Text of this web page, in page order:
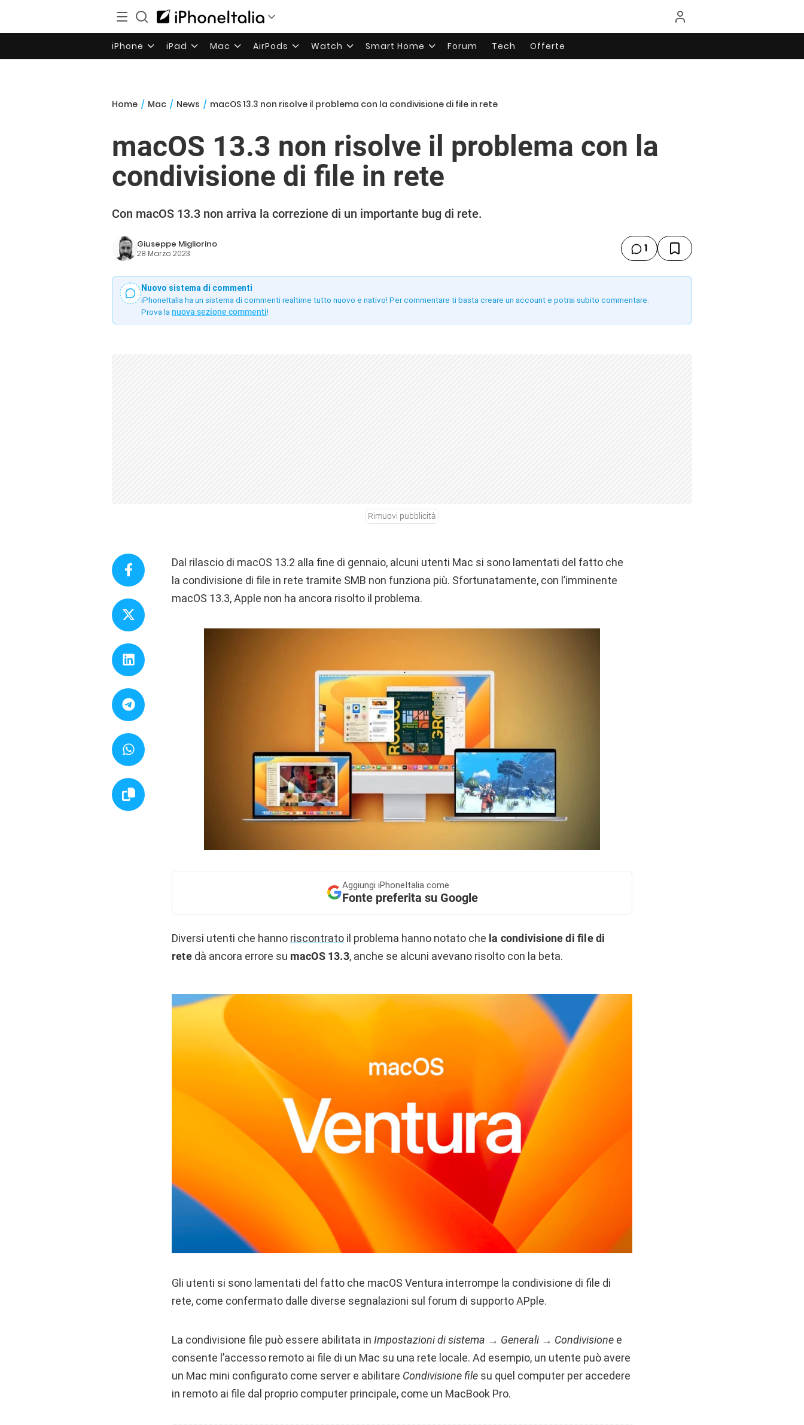
iPhone iPad Mac AirPods Watch Smart Home Forum Tech Offerte
Home / Mac / News / macOS 13.3 non risolve il problema con la condivisione di file in rete
macOS 13.3 non risolve il problema con la
condivisione di file in rete
Con macOS 13.3 non arriva la correzione di un importante bug di rete.
Giuseppe Migliorino
28 Marzo 2023 1
Nuovo sistema di commenti
iPhoneItalia ha un sistema di commenti realtime tutto nuovo e nativo! Per commentare ti basta creare un account e potrai subito commentare.
Prova la nuova sezione commenti!
Rimuovi pubblicità
Dal rilascio di macOS 13.2 alla fine di gennaio, alcuni utenti Mac si sono lamentati del fatto che
la condivisione di file in rete tramite SMB non funziona più. Sfortunatamente, con l’imminente
macOS 13.3, Apple non ha ancora risolto il problema.
Aggiungi iPhoneItalia come
Fonte preferita su Google
Diversi utenti che hanno riscontrato il problema hanno notato che la condivisione di file di
retedà ancora errore su macOS 13.3, anche se alcuni avevano risolto con la beta.
Gli utenti si sono lamentati del fatto che macOS Ventura interrompe la condivisione di file di
rete, come confermato dalle diverse segnalazioni sul forum di supporto APple.
La condivisione file può essere abilitata in Impostazioni di sistema → Generali → Condivisione e
consente l’accesso remoto ai file di un Mac su una rete locale. Ad esempio, un utente può avere
un Mac mini configurato come server e abilitare Condivisione file su quel computer per accedere
in remoto ai file dal proprio computer principale, come un MacBook Pro.